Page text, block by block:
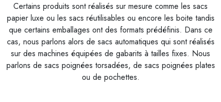
Certains produits sont réalisés sur mesure comme les sacs
papier luxe ou les sacs réutilisables ou encore les boite tandis
que certains emballages ont des formats prédéfinis. Dans ce
cas, nous parlons alors de sacs automatiques qui sont réalisés
sur des machines équipées de gabarits à tailles fixes. Nous
parlons de sacs poignées torsadées, de sacs poignées plates
ou de pochettes.